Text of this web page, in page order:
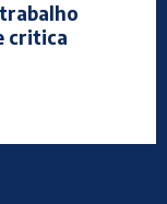
critica